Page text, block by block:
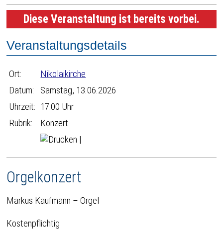
Diese Veranstaltung ist bereits vorbei.
Veranstaltungsdetails
Ort:
Nikolaikirche
Datum:
Samstag, 13.06.2026
Uhrzeit: 17:00 Uhr
Rubrik:
Konzert
|
Orgelkonzert
Markus Kaufmann – Orgel
Kostenpflichtig